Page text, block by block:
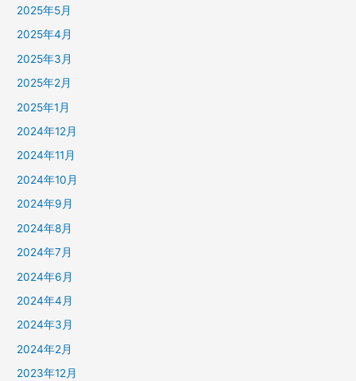
2025年5月
2025年4月
2025年3月
2025年2月
2025年1月
2024年12月
2024年11月
2024年10月
2024年9月
2024年8月
2024年7月
2024年6月
2024年4月
2024年3月
2024年2月
2023年12月